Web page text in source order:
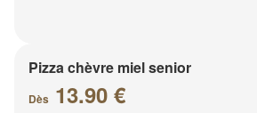
Pizza chèvre miel senior
Dès 13.90 €